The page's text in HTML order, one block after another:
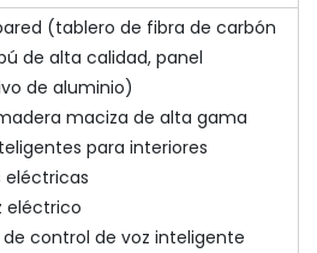
(tablero de fibra de carbón
de alta calidad, panel
de aluminio)
maciza de alta gama
para interiores
eléctricas
eléctrico
control de voz inteligente